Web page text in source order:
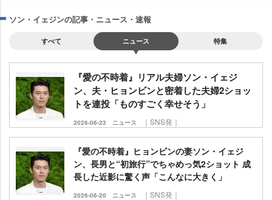
ソン・イェジンの記事・ニュース・速報
すべて ニュース 特集
『愛の不時着』リアル夫婦ソン・イェジ
ン、夫・ヒョンビンと密着した夫婦2ショッ
トを連投「ものすごく幸せそう」
2026-06-23 ニュース ｜SNS発｜
『愛の不時着』ヒョンビンの妻ソン・イェジ
ン、長男と“初旅行”でちゃめっ気2ショット 成
長した近影に驚く声「こんなに大きく」
2026-06-20 ニュース ｜SNS発｜